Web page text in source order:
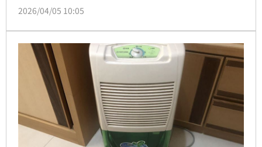
縮小至6公分，最終成功接受外科根除性手術。至今追
2026/04/05 10:05